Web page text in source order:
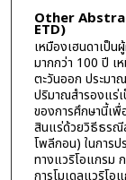
Other
ETD)
เหมืองเฮนดาเป็น
มากกว่า 100 ปี เ
ตะวันออก ประมา
ปริมาณสำรองแร่
ของการศึกษานี้เ
สินแร่ด้วยวิธีธรณี
โพลีกอน) ในการ
ทางแวริโอแกรม
การโมเดลแวริโอ